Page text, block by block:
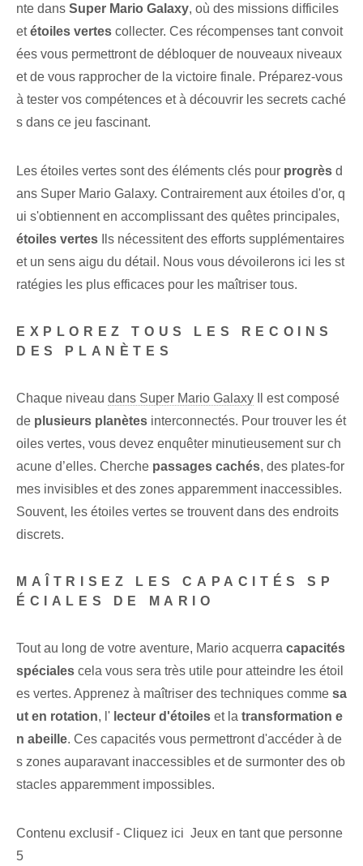
nte dans Super Mario Galaxy, où des missions difficiles
etétoiles vertes collecter. Ces récompenses tant convoit
ées vous permettront de débloquer de nouveaux niveaux
et de vous rapprocher de la victoire finale. Préparez-vous
à tester vos compétences et à découvrir les secrets caché
s dans ce jeu fascinant.
Les étoiles vertes sont des éléments clés pour progrès d
ans⁢ Super​ Mario Galaxy. Contrairement aux étoiles d'or, q
ui s'obtiennent en accomplissant des quêtes principales,
étoiles vertes Ils nécessitent des efforts supplémentaires‌
et un sens aigu du détail. Nous vous dévoilerons ici les st
ratégies les plus efficaces pour les maîtriser tous.
EXPLOREZ TOUS LES RECOINS
DES PLANÈTES
Chaque niveau dans Super Mario Galaxy Il est composé
de plusieurs planètes interconnectés. Pour trouver les ét
oiles vertes, vous devez enquêter minutieusement sur ch
acune d’elles. Cherche passages cachés, des plates-for
mes invisibles⁢ et des zones apparemment inaccessibles.
Souvent, les étoiles vertes se trouvent dans des endroits
discrets.
MAÎTRISEZ LES CAPACITÉS SP
ÉCIALES DE MARIO
Tout au long de votre aventure, Mario acquerra capacités
spéciales cela vous sera très utile pour atteindre les étoil
es vertes. Apprenez à maîtriser des techniques comme sa
ut en rotation, l' lecteur d'étoiles et la transformation e
n abeille. Ces capacités vous permettront d'accéder à de
s zones auparavant inaccessibles et de surmonter des ob
stacles apparemment impossibles.
Contenu exclusif - Cliquez ici Jeux en tant que personne
5